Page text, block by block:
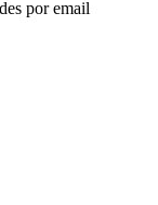
por email